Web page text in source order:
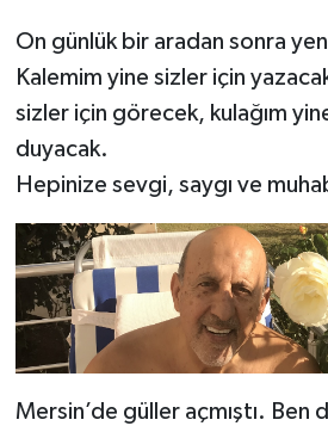
On günlük bir aradan sonra
Kalemim yine sizler için
sizler için görecek, kulağım
duyacak.
Hepinize sevgi, saygı ve
Mersin’de güller açmıştı. Ben